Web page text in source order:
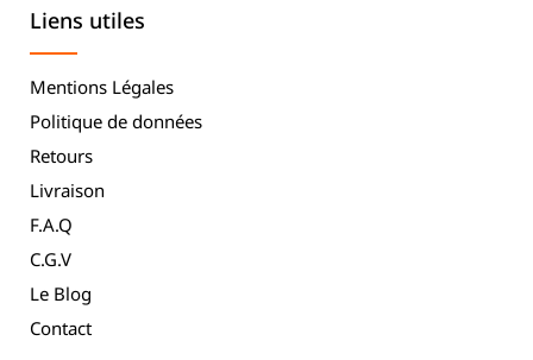
Liens utiles
Mentions Légales
Politique de données
Retours
Livraison
F.A.Q
C.G.V
Le Blog
Contact